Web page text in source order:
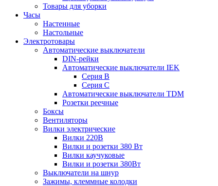
Товары для уборки
Часы
Настенные
Настольные
Электротовары
Автоматические выключатели
DIN-рейки
Автоматические выключатели IEK
Серия B
Серия С
Автоматические выключатели TDM
Розетки реечные
Боксы
Вентиляторы
Вилки электрические
Вилки 220В
Вилки и розетки 380 Вт
Вилки каучуковые
Вилки и розетки 380Вт
Выключатели на шнур
Зажимы, клеммные колодки